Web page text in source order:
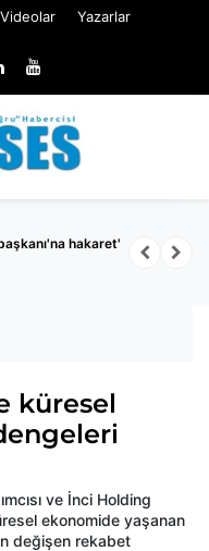
Videolar Yazarlar
hakaret'
küresel
ve İnci Holding
ekonomide yaşanan
değişen rekabet